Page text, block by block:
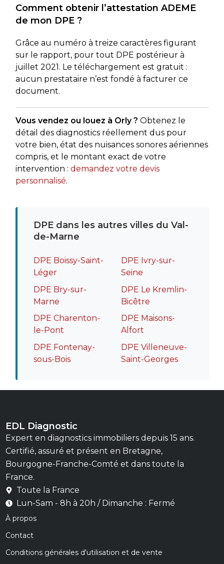
Comment obtenir l’attestation ADEME
de mon DPE ?
Grâce au numéro à treize caractères figurant
sur le rapport, pour tout DPE postérieur à
juillet 2021. Le téléchargement est gratuit :
aucun prestataire n’est fondé à facturer ce
document.
Vous vendez ou louez à Orly ? Obtenez le
détail des diagnostics réellement dus pour
votre bien, état des nuisances sonores aériennes
compris, et le montant exact de votre
intervention : demandez votre devis
personnalisé.
DPE dans les autres villes du Val-
de-Marne
DPE Boissy-Saint-
Léger
DPE Bry-sur-
Marne
DPE Charenton-
le-Pont
DPE Fontenay-
sous-Bois
DPE Ivry-sur-
Seine
DPE Le Kremlin-
Bicêtre
DPE Maisons-
Alfort
DPE Villeneuve-
Saint-Georges
EDL Diagnostic
Expert en diagnostics immobiliers depuis 15 ans.
Certifié, assuré et présent en Bretagne,
Bourgogne-Franche-Comté et dans toute la
France.
Toute la France
Lun-Sam - 8h à 20h / Dimanche : Fermé
À propos
Contact
Conditions générales d'utilisation et de vente